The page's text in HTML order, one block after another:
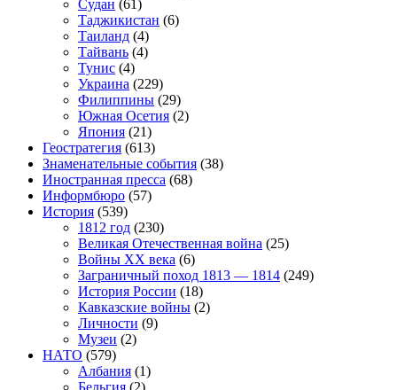
Судан (61)
Таджикистан (6)
Таиланд (4)
Тайвань (4)
Тунис (4)
Украина (229)
Филиппины (29)
Южная Осетия (2)
Япония (21)
Геостратегия (613)
Знаменательные события (38)
Иностранная пресса (68)
Информбюро (57)
История (539)
1812 год (230)
Великая Отечественная война (25)
Войны XX века (6)
Заграничный поход 1813 — 1814 (249)
История России (18)
Кавказские войны (2)
Личности (9)
Музеи (2)
НАТО (579)
Албания (1)